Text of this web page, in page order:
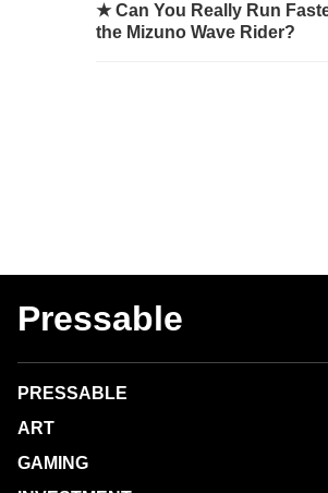
★Can You Really Run
the Mizuno Wave Rider?
Pressable
PRESSABLE
ART
GAMING